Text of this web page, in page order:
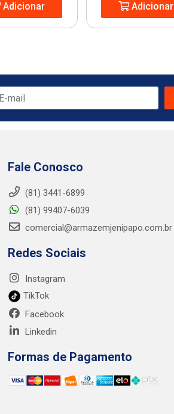
Adicionar Adicionar
Fale Conosco
(81) 3441-6899
(81) 99407-6039
comercial@armazemjenipapo.com.br
Redes Sociais
Instagram
TikTok
Facebook
Linkedin
Formas de Pagamento